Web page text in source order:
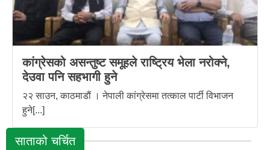
कांग्रेसको असन्तुष्ट समूहले राष्ट्रिय भेला नरोक्ने,
देउवा पनि सहभागी हुने
२२ साउन, काठमाडौं । नेपाली कांग्रेसमा तत्काल पार्टी विभाजन
हुने[...]
साताको चर्चित